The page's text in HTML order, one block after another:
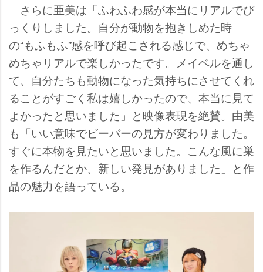
さらに亜美は「ふわふわ感が本当にリアルでび
っくりしました。自分が動物を抱きしめた時
の“もふもふ”感を呼び起こされる感じで、めちゃ
めちゃリアルで楽しかったです。メイベルを通し
て、自分たちも動物になった気持ちにさせてくれ
ることがすごく私は嬉しかったので、本当に見て
よかったと思いました」と映像表現を絶賛。由美
も「いい意味でビーバーの見方が変わりました。
すぐに本物を見たいと思いました。こんな風に巣
を作るんだとか、新しい発見がありました」と作
品の魅力を語っている。